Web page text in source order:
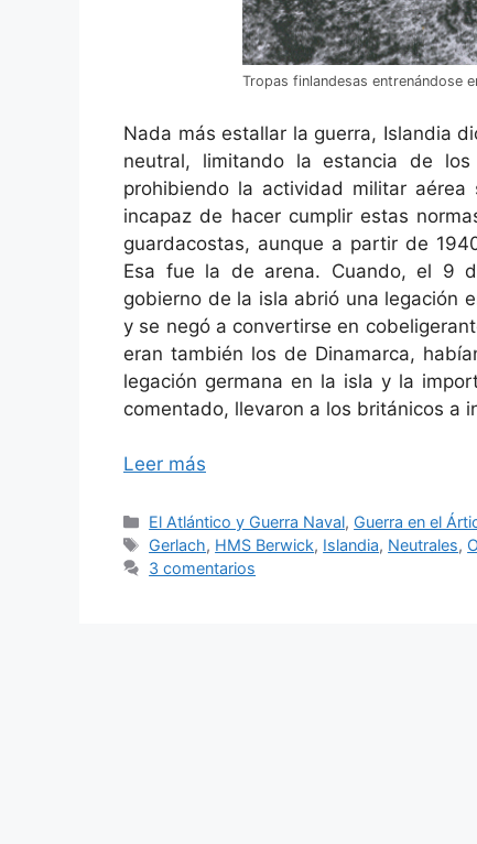
Tropas finlandesas entrenándose
Nada más estallar la guerra, Islandia
neutral, limitando la estancia de
prohibiendo la actividad militar
incapaz de hacer cumplir estas
guardacostas, aunque a partir de
Esa fue la de arena. Cuando, el 9
gobierno de la isla abrió una legación
y se negó a convertirse en
eran también los de Dinamarca,
legación germana en la isla y la
comentado, llevaron a los británicos a
Leer más
Categorías
El Atlántico y Guerra Naval, Guerra en el
Etiquetas
Gerlach, HMS Berwick, Islandia, Neutrales,
3 comentarios